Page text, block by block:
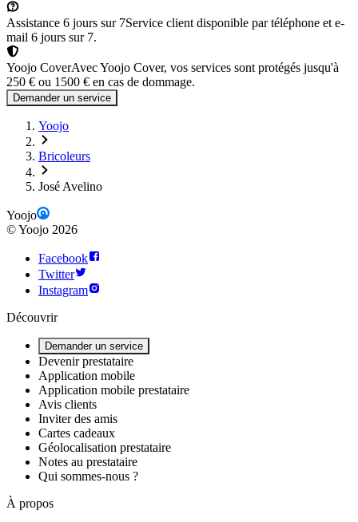
Assistance 6 jours sur 7Service client disponible par téléphone et e-
mail 6 jours sur 7.
Yoojo CoverAvec Yoojo Cover, vos services sont protégés jusqu'à
250 € ou 1500 € en cas de dommage.
Demander un service
Yoojo
Bricoleurs
José Avelino
Yoojo
©Yoojo 2026
Facebook
Twitter
Instagram
Découvrir
Demander un service
Devenir prestataire
Application mobile
Application mobile prestataire
Avis clients
Inviter des amis
Cartes cadeaux
Géolocalisation prestataire
Notes au prestataire
Qui sommes-nous ?
À propos